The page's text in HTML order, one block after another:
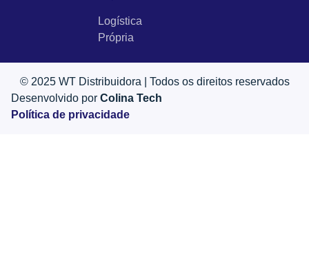
Logística
Própria
© 2025 WT Distribuidora | Todos os direitos reservados
Desenvolvido por Colina Tech
Política de privacidade